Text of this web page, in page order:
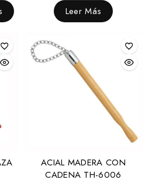
deLeer Más
ACIAL MADERA CON
CADENA TH-6006